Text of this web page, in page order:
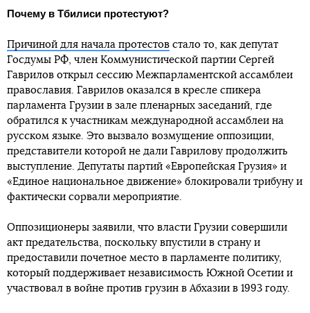
Почему в Тбилиси протестуют?
Причиной для начала протестов стало то, как депутат
Госдумы РФ, член Коммунистической партии Сергей
Гаврилов открыл сессию Межпарламентской ассамблеи
православия. Гаврилов оказался в кресле спикера
парламента Грузии в зале пленарных заседаний, где
обратился к участникам международной ассамблеи на
русском языке. Это вызвало возмущение оппозиции,
представители которой не дали Гаврилову продолжить
выступление. Депутаты партий «Европейская Грузия» и
«Единое национальное движение» блокировали трибуну и
фактически сорвали мероприятие.
Оппозиционеры заявили, что власти Грузии совершили
акт предательства, поскольку впустили в страну и
предоставили почетное место в парламенте политику,
который поддерживает независимость Южной Осетии и
участвовал в войне против грузин в Абхазии в 1993 году.